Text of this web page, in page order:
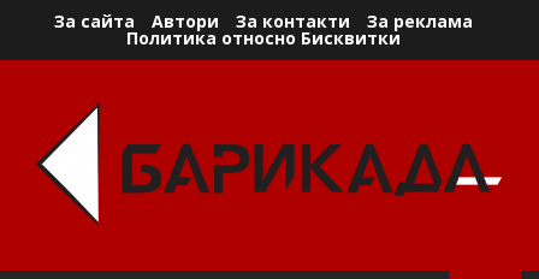
За сайта Автори За контакти За реклама
Политика относно Бисквитки